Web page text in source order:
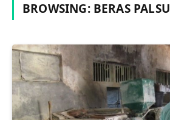
BROWSING: BERAS PALSU